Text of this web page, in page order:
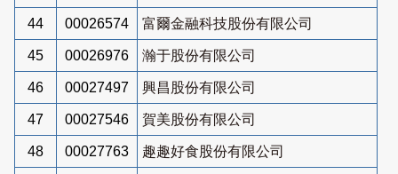
44 00026574 富爾金融科技股份有限公司
45 00026976 瀚于股份有限公司
46 00027497 興昌股份有限公司
47 00027546 賀美股份有限公司
48 00027763 趣趣好食股份有限公司